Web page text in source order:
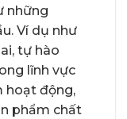
những
Ví dụ như
tự hào
lĩnh vực
hoạt động,
phẩm chất